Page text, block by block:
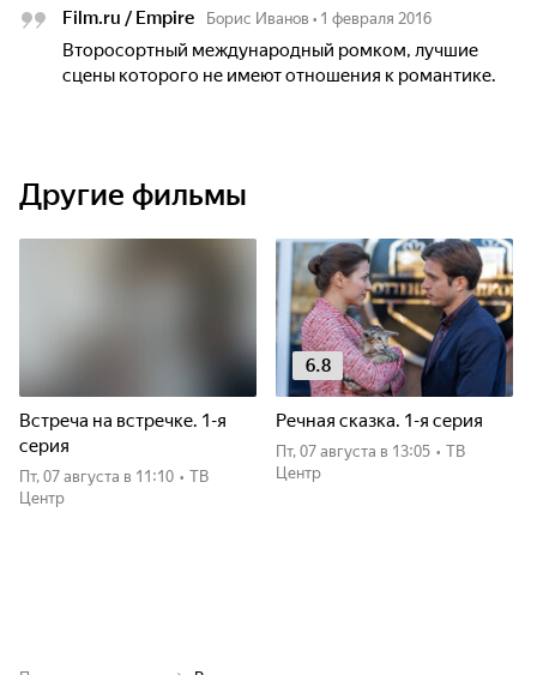
Film.ru / Empire Борис Иванов • 1 февраля 2016
Второсортный международный ромком, лучшие
сцены которого не имеют отношения к романтике.
Другие фильмы
Встреча на встречке. 1-я
серия
пт, 07 августа в 11:10 • ТВ
Центр
6.8
Речная сказка. 1-я серия
пт, 07 августа в 13:05 • ТВ
Центр